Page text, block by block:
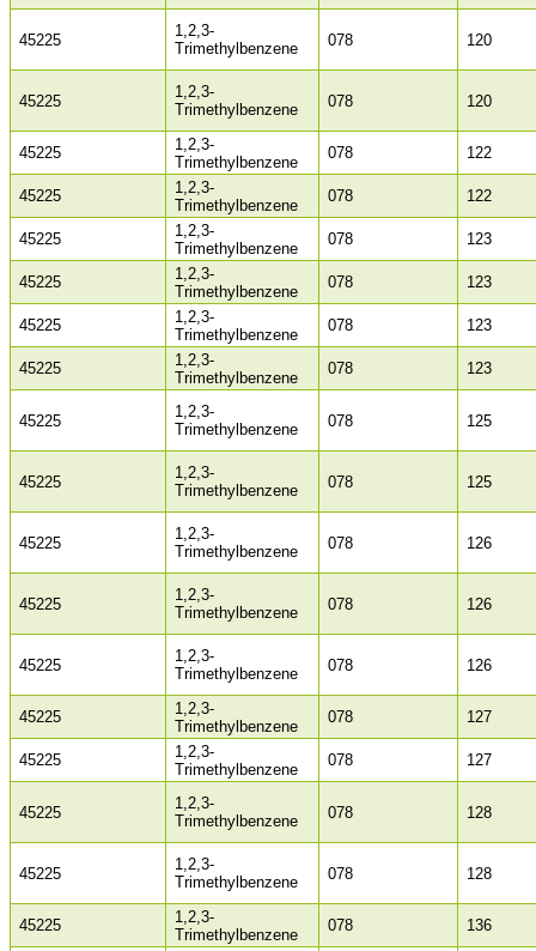
45225
1,2,3-
Trimethylbenzene
078 120
45225
1,2,3-
Trimethylbenzene
078 120
45225
1,2,3-
Trimethylbenzene
078 122
45225
1,2,3-
Trimethylbenzene
078 122
45225
1,2,3-
Trimethylbenzene
078 123
45225
1,2,3-
Trimethylbenzene
078 123
45225
1,2,3-
Trimethylbenzene
078 123
45225
1,2,3-
Trimethylbenzene
078 123
45225
1,2,3-
Trimethylbenzene
078 125
45225
1,2,3-
Trimethylbenzene
078 125
45225
1,2,3-
Trimethylbenzene
078 126
45225
1,2,3-
Trimethylbenzene
078 126
45225
1,2,3-
Trimethylbenzene
078 126
45225
1,2,3-
Trimethylbenzene
078 127
45225
1,2,3-
Trimethylbenzene
078 127
45225
1,2,3-
Trimethylbenzene
078 128
45225
1,2,3-
Trimethylbenzene
078 128
45225
1,2,3-
Trimethylbenzene
078 136